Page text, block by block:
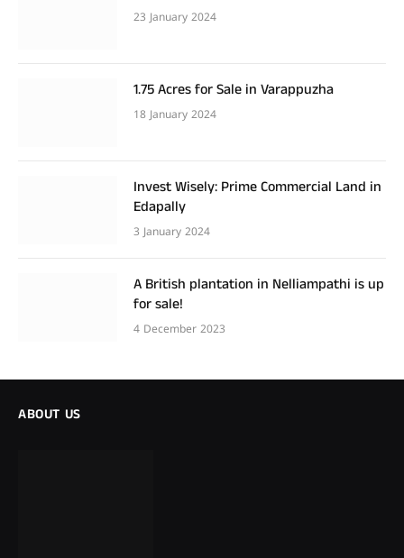
23 January 2024
1.75 Acres for Sale in Varappuzha
18 January 2024
Invest Wisely: Prime Commercial Land in
Edapally
3 January 2024
A British plantation in Nelliampathi is up
for sale!
4 December 2023
ABOUT US